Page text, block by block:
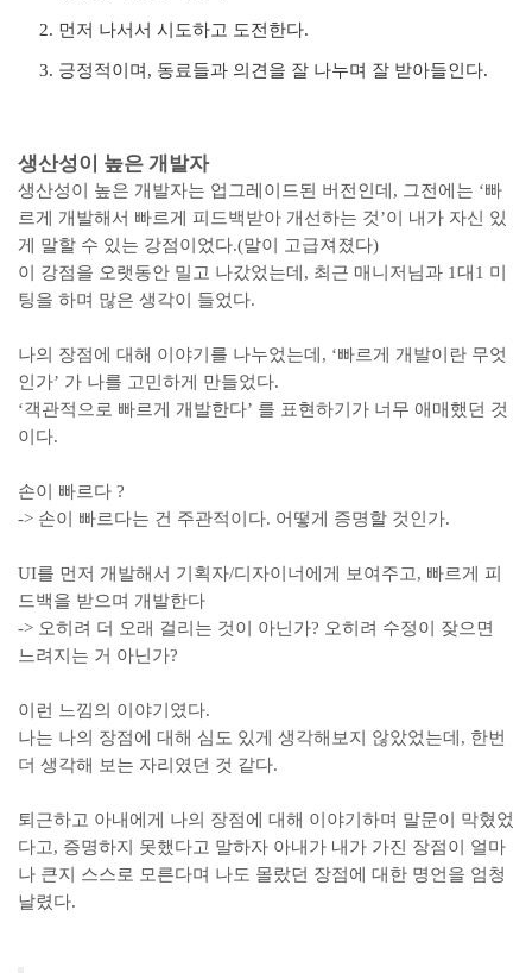
먼저 나서서 시도하고 도전한다.
긍정적이며, 동료들과 의견을 잘 나누며 잘 받아들인다.
생산성이 높은 개발자
생산성이 높은 개발자는 업그레이드된 버전인데, 그전에는 ‘빠
르게 개발해서 빠르게 피드백받아 개선하는 것’이 내가 자신 있
게 말할 수 있는 강점이었다.(말이 고급져졌다)
이 강점을 오랫동안 밀고 나갔었는데, 최근 매니저님과 1대1 미
팅을 하며 많은 생각이 들었다.
나의 장점에 대해 이야기를 나누었는데, ‘빠르게 개발이란 무엇
인가’ 가 나를 고민하게 만들었다.
‘객관적으로 빠르게 개발한다’ 를 표현하기가 너무 애매했던 것
이다.
손이 빠르다 ?
-> 손이 빠르다는 건 주관적이다. 어떻게 증명할 것인가.
UI를 먼저 개발해서 기획자/디자이너에게 보여주고, 빠르게 피
드백을 받으며 개발한다
-> 오히려 더 오래 걸리는 것이 아닌가? 오히려 수정이 잦으면
느려지는 거 아닌가?
이런 느낌의 이야기였다.
나는 나의 장점에 대해 심도 있게 생각해보지 않았었는데, 한번
더 생각해 보는 자리였던 것 같다.
퇴근하고 아내에게 나의 장점에 대해 이야기하며 말문이 막혔었
다고, 증명하지 못했다고 말하자 아내가 내가 가진 장점이 얼마
나 큰지 스스로 모른다며 나도 몰랐던 장점에 대한 명언을 엄청
날렸다.